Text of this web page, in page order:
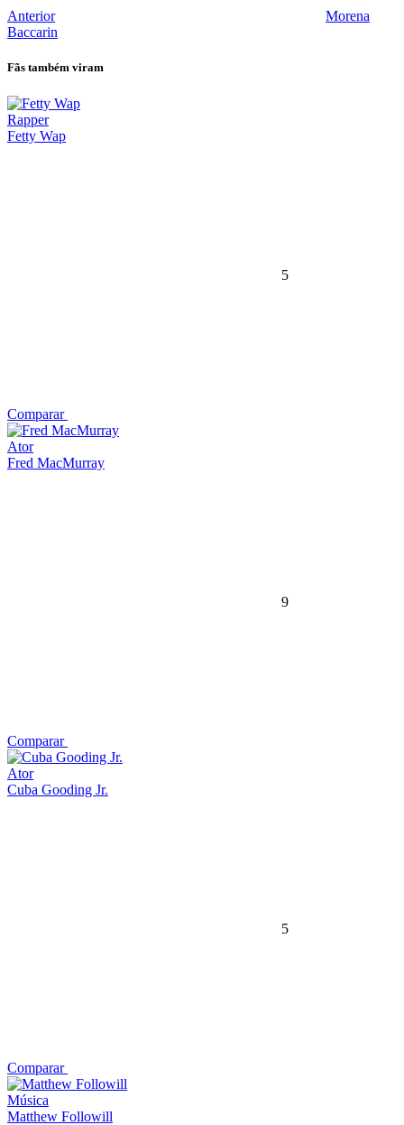
Anterior
Morena
Baccarin
Fãs também viram
Rapper
Fetty Wap
5
Comparar
Ator
Fred MacMurray
9
Comparar
Ator
Cuba Gooding Jr.
5
Comparar
Música
Matthew Followill